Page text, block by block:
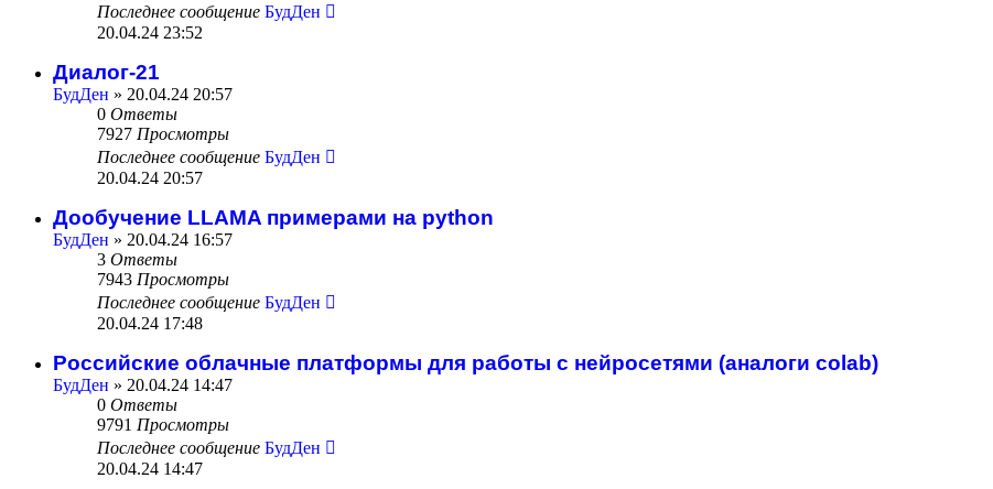
Последнее сообщение БудДен
20.04.24 23:52
Диалог-21
БудДен » 20.04.24 20:57
0 Ответы
7927 Просмотры
Последнее сообщение БудДен
20.04.24 20:57
Дообучение LLAMA примерами на python
БудДен » 20.04.24 16:57
3 Ответы
7943 Просмотры
Последнее сообщение БудДен
20.04.24 17:48
Российские облачные платформы для работы с нейросетями (аналоги colab)
БудДен » 20.04.24 14:47
0 Ответы
9791 Просмотры
Последнее сообщение БудДен
20.04.24 14:47